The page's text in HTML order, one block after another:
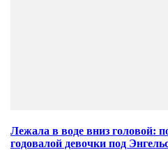
Лежала в воде вниз головой:
годовалой девочки под